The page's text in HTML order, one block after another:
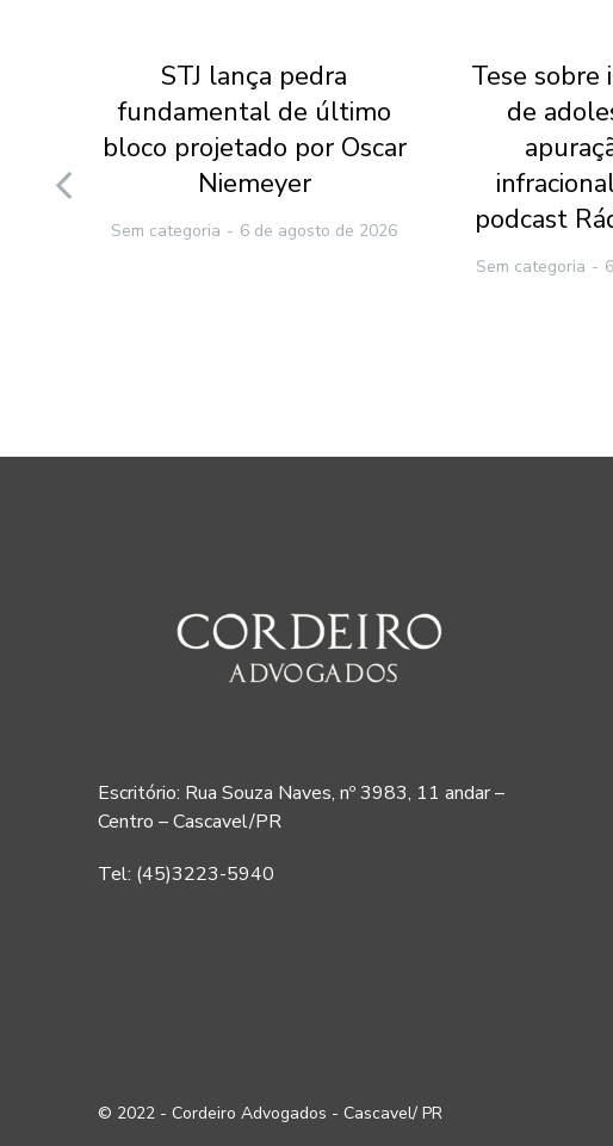
STJ lança pedra
fundamental de último
bloco projetado por Oscar
Niemeyer
Sem categoria 6 de agosto de 2026
Tese
de
podcast
Sem categoria
Escritório: Rua Souza Naves, nº 3983, 11 andar –
Centro – Cascavel/PR
Tel: (45)3223-5940
© 2022 - Cordeiro Advogados - Cascavel/ PR